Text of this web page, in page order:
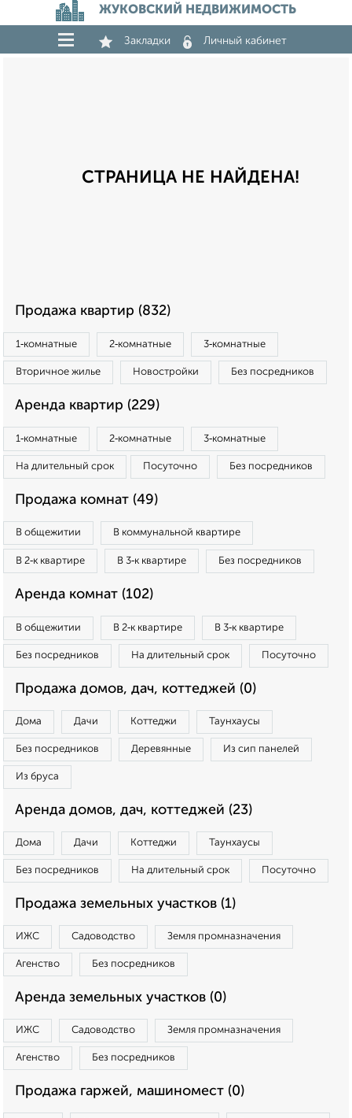
ЖУКОВСКИЙ НЕДВИЖИМОСТЬ
Закладки Личный кабинет
СТРАНИЦА НЕ НАЙДЕНА!
Продажа квартир (832)
1‑комнатные 2‑комнатные 3‑комнатные
Вторичное жилье Новостройки Без посредников
Аренда квартир (229)
1‑комнатные 2‑комнатные 3‑комнатные
На длительный срок Посуточно Без посредников
Продажа комнат (49)
В общежитии В коммунальной квартире
В 2‑к квартире В 3‑к квартире Без посредников
Аренда комнат (102)
В общежитии В 2‑к квартире В 3‑к квартире
Без посредников На длительный срок Посуточно
Продажа домов, дач, коттеджей (0)
Дома Дачи Коттеджи Таунхаусы
Без посредников Деревянные Из сип панелей
Из бруса
Аренда домов, дач, коттеджей (23)
Дома Дачи Коттеджи Таунхаусы
Без посредников На длительный срок Посуточно
Продажа земельных участков (1)
ИЖС Садоводство Земля промназначения
Агенство Без посредников
Аренда земельных участков (0)
ИЖС Садоводство Земля промназначения
Агенство Без посредников
Продажа гаржей, машиномест (0)